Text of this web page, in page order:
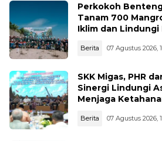
Perkokoh
Tanam 700
Iklim dan Lindungi
Berita 07 Agustus 2026,
SKK Migas, PHR
Sinergi Lindungi
Menjaga
Berita 07 Agustus 2026,